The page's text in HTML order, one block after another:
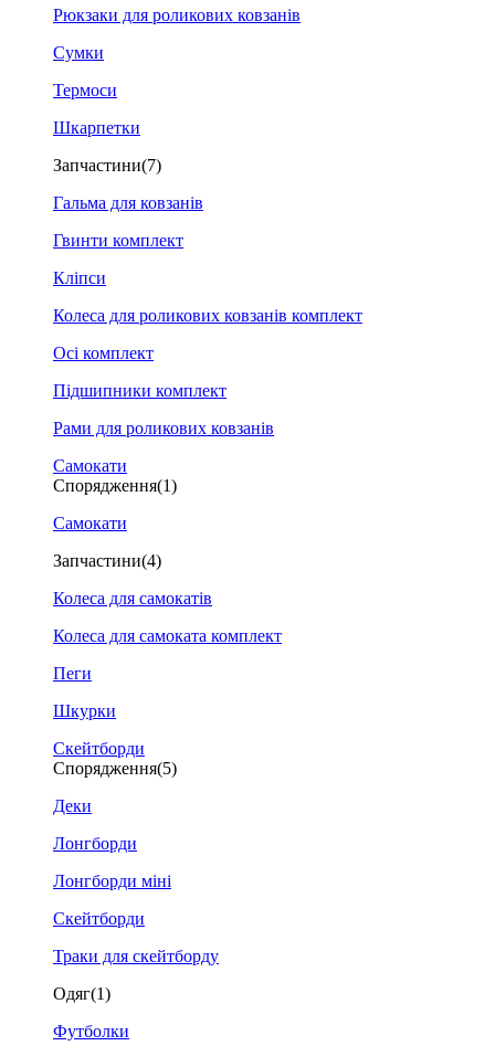
Рюкзаки для роликових ковзанів
Сумки
Термоси
Шкарпетки
Запчастини(7)
Гальма для ковзанів
Гвинти комплект
Кліпси
Колеса для роликових ковзанів комплект
Осі комплект
Підшипники комплект
Рами для роликових ковзанів
Самокати
Спорядження(1)
Самокати
Запчастини(4)
Колеса для самокатів
Колеса для самоката комплект
Пеги
Шкурки
Скейтборди
Спорядження(5)
Деки
Лонгборди
Лонгборди міні
Скейтборди
Траки для скейтборду
Одяг(1)
Футболки